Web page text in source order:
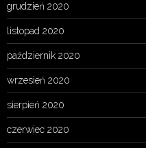
grudzień 2020
listopad 2020
październik 2020
wrzesień 2020
sierpień 2020
czerwiec 2020